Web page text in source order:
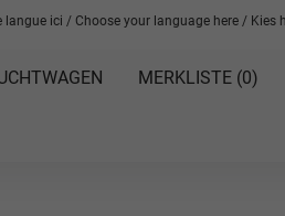
langue ici / Choose your language here / Kies
MERKLISTE (0)